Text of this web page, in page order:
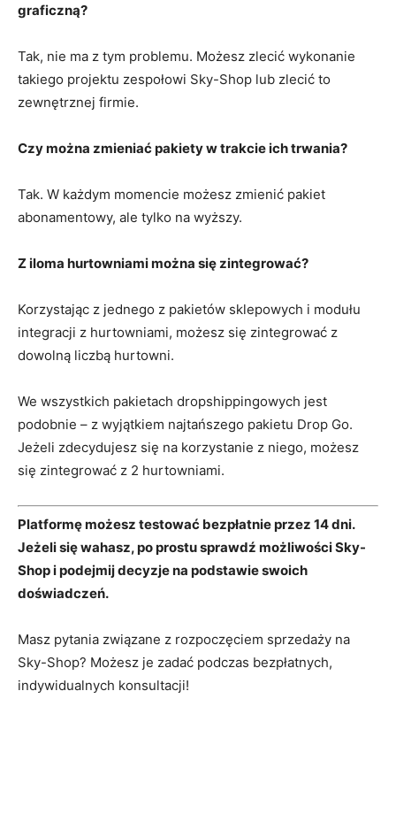
graficzną?
Tak, nie ma z tym problemu. Możesz zlecić wykonanie
takiego projektu zespołowi Sky-Shop lub zlecić to
zewnętrznej firmie.
Czy można zmieniać pakiety w trakcie ich trwania?
Tak. W każdym momencie możesz zmienić pakiet
abonamentowy, ale tylko na wyższy.
Z iloma hurtowniami można się zintegrować?
Korzystając z jednego z pakietów sklepowych i modułu
integracji z hurtowniami, możesz się zintegrować z
dowolną liczbą hurtowni.
We wszystkich pakietach dropshippingowych jest
podobnie – z wyjątkiem najtańszego pakietu Drop Go.
Jeżeli zdecydujesz się na korzystanie z niego, możesz
się zintegrować z 2 hurtowniami.
Platformę możesz testować bezpłatnie przez 14 dni.
Jeżeli się wahasz, po prostu sprawdź możliwości Sky-
Shop i podejmij decyzje na podstawie swoich
doświadczeń.
Masz pytania związane z rozpoczęciem sprzedaży na
Sky-Shop? Możesz je zadać podczas bezpłatnych,
indywidualnych konsultacji!